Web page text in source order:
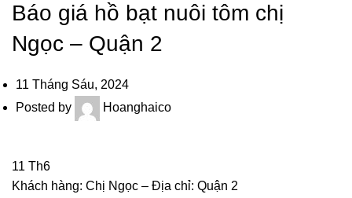
Báo giá hồ bạt nuôi tôm chị
Ngọc – Quận 2
11 Tháng Sáu, 2024
Posted by
Hoanghaico
11 Th6
Khách hàng: Chị Ngọc – Địa chỉ: Quận 2